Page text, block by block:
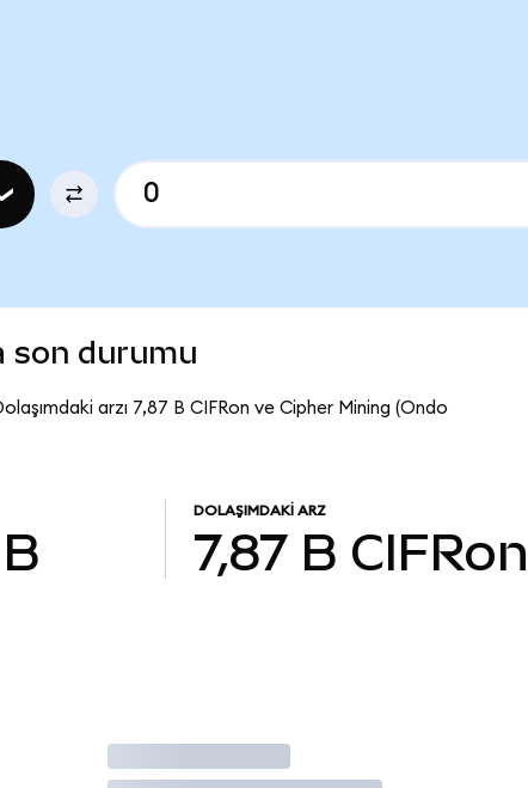
son durumu
arzı 7,87 B CIFRon ve Cipher Mining (Ondo
DOLAŞIMDAKI ARZ
7,87 B CIFRon
İşlem Yap